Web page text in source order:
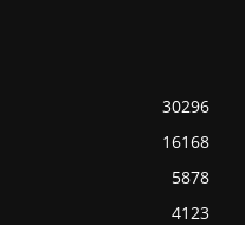
30296
16168
5878
4123